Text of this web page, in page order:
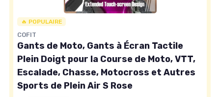
🔥 POPULAIRE
COFIT
Gants de Moto, Gants à Écran Tactile
Plein Doigt pour la Course de Moto, VTT,
Escalade, Chasse, Motocross et Autres
Sports de Plein Air S Rose